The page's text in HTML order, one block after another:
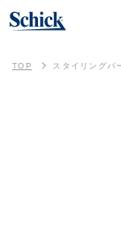
TOP スタイリング